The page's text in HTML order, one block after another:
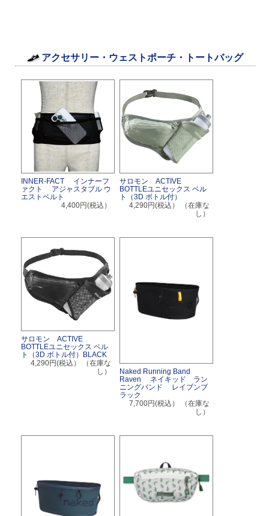
アクセサリー・ウェストポーチ・トートバッグ
INNER-FACT インナーフ
ァクト アジャスタブル ウ
エストベルト
4,400円(税込）
サロモン ACTIVE
BOTTLEユニセックス ベル
ト（3D ボトル付）
4,290円(税込）
（在庫な
し）
サロモン ACTIVE
BOTTLEユニセックス ベル
ト（3D ボトル付）BLACK
4,290円(税込）
（在庫な
し）
Naked Running Band
Raven ネイキッド ラン
ニングバンド レイブンブ
ラック
7,700円(税込）
（在庫な
し）